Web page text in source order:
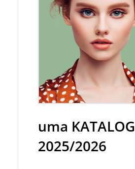
uma KATALOG
2025/2026